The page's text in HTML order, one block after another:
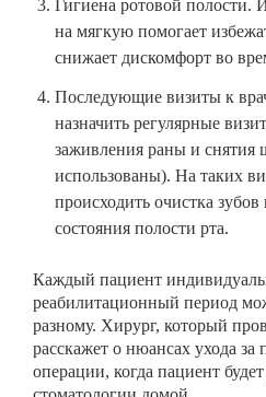
Гигиена ротовой полости.
на мягкую помогает
снижает дискомфорт во
Последующие визиты к
назначить регулярные
заживления раны и снятия
использованы). На таких
происходить очистка
состояния полости рта.
Каждый пациент
реабилитационный период
разному. Хирург, который
расскажет о нюансах ухода за
операции, когда пациент